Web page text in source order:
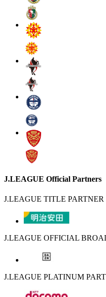
J.LEAGUE Official Partners
J.LEAGUE TITLE PARTNER
J.LEAGUE OFFICIAL
J.LEAGUE PLATINUM